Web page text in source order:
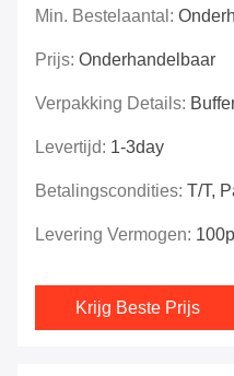
Min. Bestelaantal:
Prijs: Onderhandelbaar
Verpakking Details:
Levertijd: 1-3day
Betalingscondities: T/T,
Levering Vermogen:
Krijg Beste Prijs